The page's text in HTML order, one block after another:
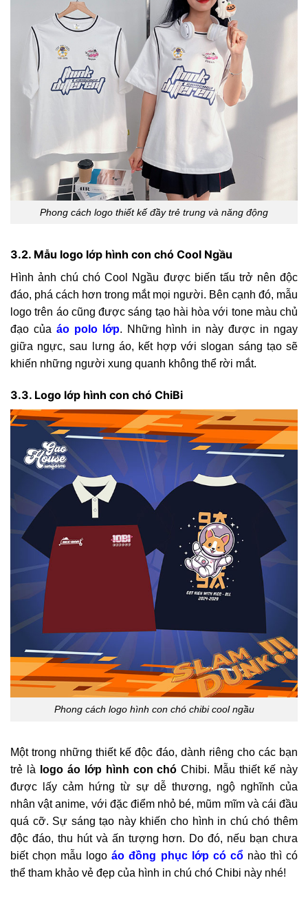
Phong cách logo thiết kế đầy trẻ trung và năng động
3.2. Mẫu logo lớp hình con chó Cool Ngầu
Hình ảnh chú chó Cool Ngầu được biến tấu trở nên độc
đáo, phá cách hơn trong mắt mọi người. Bên cạnh đó, mẫu
logo trên áo cũng được sáng tạo hài hòa với tone màu chủ
đạo của áo polo lớp. Những hình in này được in ngay
giữa ngực, sau lưng áo, kết hợp với slogan sáng tạo sẽ
khiến những người xung quanh không thể rời mắt.
3.3. Logo lớp hình con chó ChiBi
Phong cách logo hình con chó chibi cool ngầu
Một trong những thiết kế độc đáo, dành riêng cho các bạn
trẻ là
logo áo lớp hình con chóChibi. Mẫu thiết kế này
được lấy cảm hứng từ sự dễ thương, ngộ nghĩnh của
nhân vật anime, với đặc điểm nhỏ bé, mũm mĩm và cái đầu
quá cỡ. Sự sáng tạo này khiến cho hình in chú chó thêm
độc đáo, thu hút và ấn tượng hơn. Do đó, nếu bạn chưa
biết chọn mẫu logo áo đồng phục lớp có cổ nào thì có
thể tham khảo vẻ đẹp của hình in chú chó Chibi này nhé!